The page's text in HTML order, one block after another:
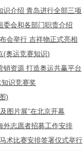
识介绍 青岛进行全部三项
委会和各部门职责介绍
会举行 吉祥物正式亮相
(奥运竞赛知识)
销资源 打造奥运共赢平台
识竞赛奖
)
图片展”在北京开幕
外志愿者招募工作安排
术比赛安排签署仪式举行